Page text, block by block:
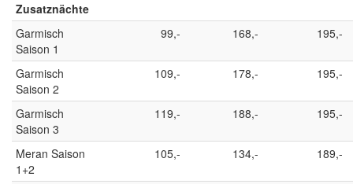
Zusatznächte
Garmisch
Saison 1
99,- 168,- 195,-
Garmisch
Saison 2
109,- 178,- 195,-
Garmisch
Saison 3
119,- 188,- 195,-
Meran Saison
1+2
105,- 134,- 189,-